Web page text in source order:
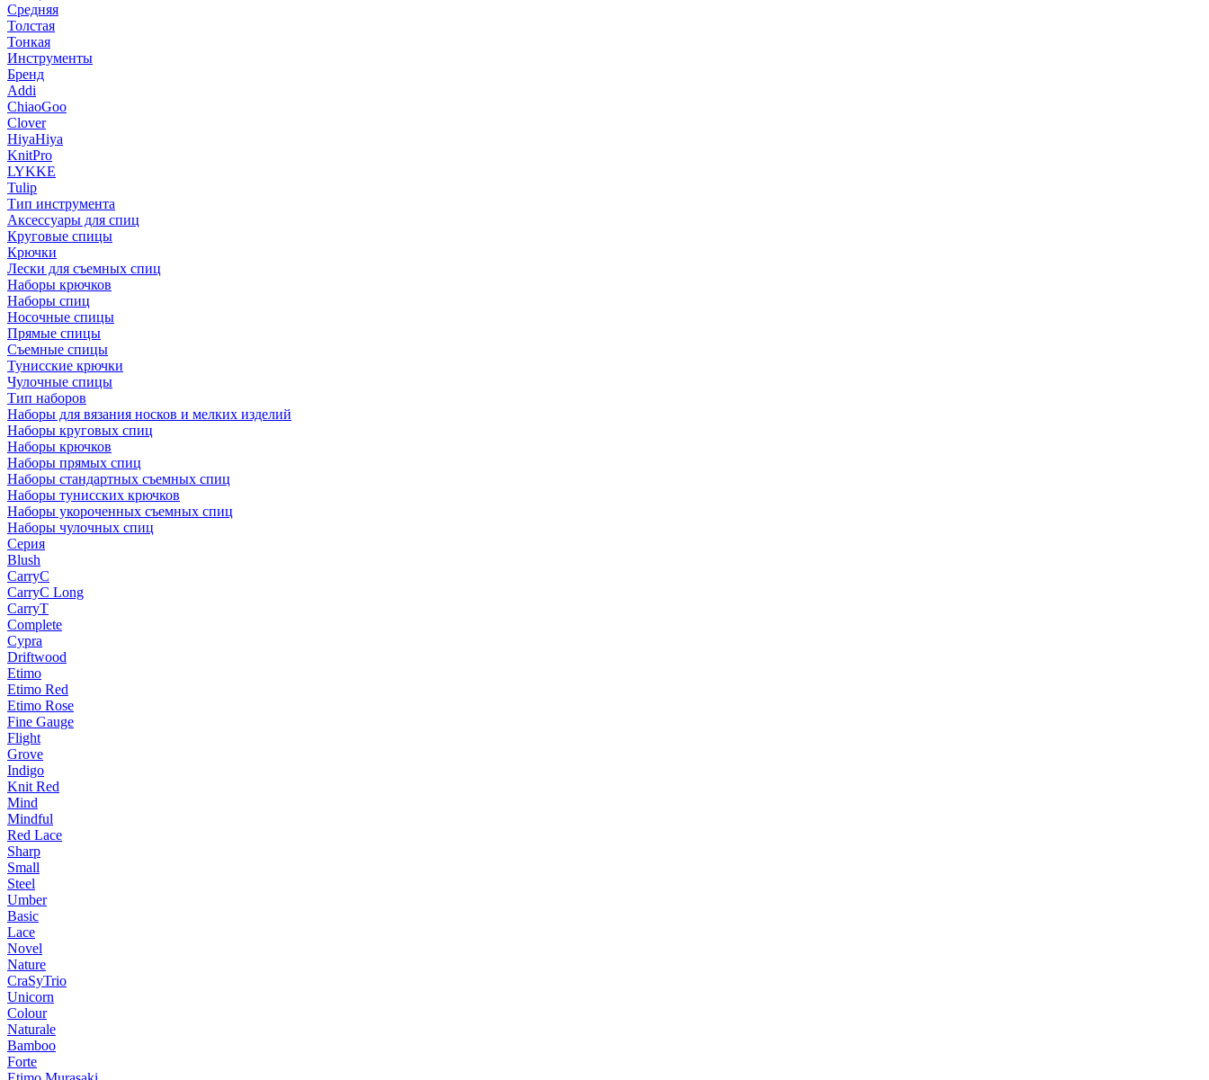
Средняя
Толстая
Тонкая
Инструменты
Бренд
Addi
ChiaoGoo
Clover
HiyaHiya
KnitPro
LYKKE
Tulip
Тип инструмента
Аксессуары для спиц
Круговые спицы
Крючки
Лески для съемных спиц
Наборы крючков
Наборы спиц
Носочные спицы
Прямые спицы
Съемные спицы
Тунисские крючки
Чулочные спицы
Тип наборов
Наборы для вязания носков и мелких изделий
Наборы круговых спиц
Наборы крючков
Наборы прямых спиц
Наборы стандартных съемных спиц
Наборы тунисских крючков
Наборы укороченных съемных спиц
Наборы чулочных спиц
Серия
Blush
CarryC
CarryC Long
CarryT
Complete
Cypra
Driftwood
Etimo
Etimo Red
Etimo Rose
Fine Gauge
Flight
Grove
Indigo
Knit Red
Mind
Mindful
Red Lace
Sharp
Small
Steel
Umber
Basic
Lace
Novel
Nature
CraSyTrio
Unicorn
Colour
Naturale
Bamboo
Forte